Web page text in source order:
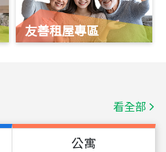
友善租屋專區
看全部
公寓